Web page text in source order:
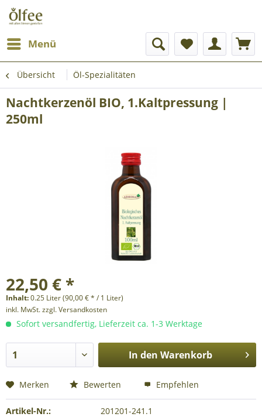
Menü
Übersicht Öl-Spezialitäten
Nachtkerzenöl BIO, 1.Kaltpressung |
250ml
22,50 € *
Inhalt:0.25 Liter (90,00 € * / 1 Liter)
inkl. MwSt.zzgl. Versandkosten
Sofort versandfertig, Lieferzeit ca. 1-3 Werktage
In den Warenkorb
Merken Bewerten Empfehlen
Artikel-Nr.: 201201-241.1